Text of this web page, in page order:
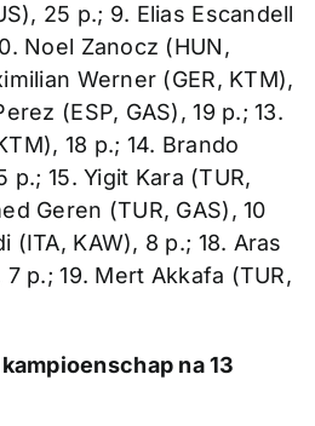
25 p.; 9. Elias Escandell
Noel Zanocz (HUN,
Werner (GER, KTM),
(ESP, GAS), 19 p.; 13.
18 p.; 14. Brando
p.; 15. Yigit Kara (TUR,
Geren (TUR, GAS), 10
(ITA, KAW), 8 p.; 18. Aras
7 p.; 19. Mert Akkafa (TUR,
na 13